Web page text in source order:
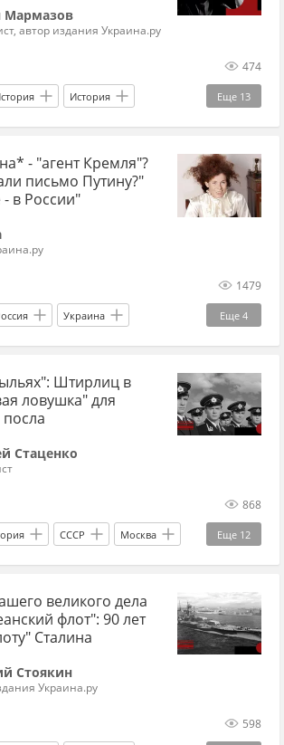
Руслан Мармазов
автор издания Украина.ру
474
Еще 13
История
Донбасс Макеевка
Зиновьев
Октябрьская революция (1917)
- "агент Кремля"?
письмо Путину?"
в России"
1479
Еще 4
Украина
Латынина Владимир Путин
Штирлиц в
ловушка" для
Алексей Стаценко
868
Еще 12
СССР Москва
им. Довженко кино
1950-е
режиссер
флот
великого дела
флот": 90 лет
Сталина
Василий Стоякин
Украина.ру
598